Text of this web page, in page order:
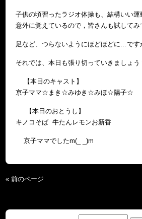
子供の頃習ったラジオ体操も、結構いい
意外に覚えているので，皆さんも試してみ
足など、つらないようにほどほどに…です
それでは、本日も張り切っていきましょう
【本日のキャスト】
京子ママ☆まき☆みゆき☆みほ☆陽子☆
【本日のおとうし】
キノコそば 牛たんレモンお新香
京子ママでしたm(_ _)m
« 前のページ